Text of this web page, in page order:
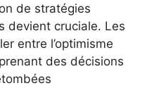
de stratégies
devient cruciale. Les
entre l’optimisme
des décisions